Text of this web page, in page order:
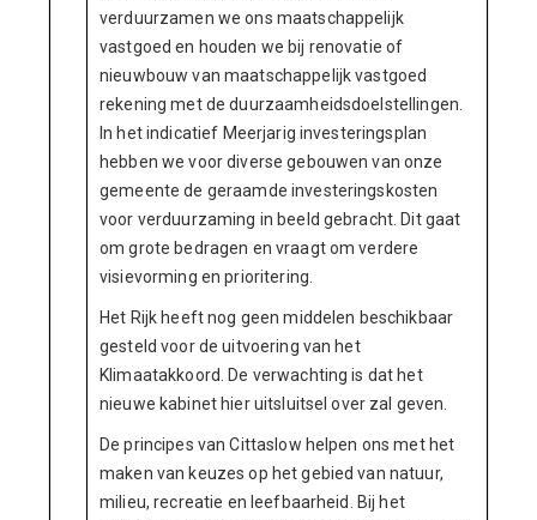
verduurzamen we ons maatschappelijk
vastgoed en houden we bij renovatie of
nieuwbouw van maatschappelijk vastgoed
rekening met de duurzaamheidsdoelstellingen.
In het indicatief Meerjarig investeringsplan
hebben we voor diverse gebouwen van onze
gemeente de geraamde investeringskosten
voor verduurzaming in beeld gebracht. Dit gaat
om grote bedragen en vraagt om verdere
visievorming en prioritering.
Het Rijk heeft nog geen middelen beschikbaar
gesteld voor de uitvoering van het
Klimaatakkoord. De verwachting is dat het
nieuwe kabinet hier uitsluitsel over zal geven.
De principes van Cittaslow helpen ons met het
maken van keuzes op het gebied van natuur,
milieu, recreatie en leefbaarheid. Bij het